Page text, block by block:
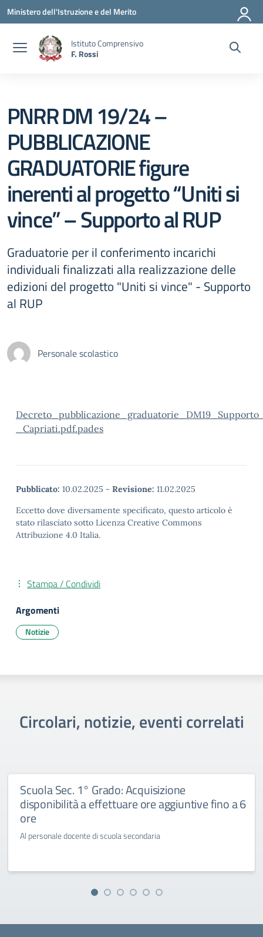
Vai ai contenuti
Vai al menu di navigazione
Vai al footer
Ministero dell'Istruzione e del Merito
Istituto Comprensivo
F. Rossi
PNRR DM 19/24 –
PUBBLICAZIONE
GRADUATORIE figure
inerenti al progetto “Uniti si
vince” – Supporto al RUP
Graduatorie per il conferimento incarichi
individuali finalizzati alla realizzazione delle
edizioni del progetto "Uniti si vince" - Supporto
al RUP
Personale scolastico
_Capriati.pdf.pades
Pubblicato: 10.02.2025 - Revisione: 11.02.2025
Eccetto dove diversamente specificato, questo articolo è
stato rilasciato sotto Licenza Creative Commons
Attribuzione 4.0 Italia.
Stampa / Condividi
Argomenti
Notizie
Circolari, notizie, eventi correlati
Scuola Sec. 1° Grado: Acquisizione
disponibilità a effettuare ore aggiuntive fino a 6
ore
Al personale docente di scuola secondaria